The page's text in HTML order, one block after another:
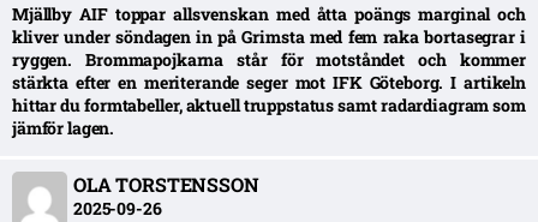
Mjällby AIF toppar allsvenskan med åtta poängs marginal och
kliver under söndagen in på Grimsta med fem raka bortasegrar i
ryggen. Brommapojkarna står för motståndet och kommer
stärkta efter en meriterande seger mot IFK Göteborg. I artikeln
hittar du formtabeller, aktuell truppstatus samt radardiagram som
jämför lagen.
OLA TORSTENSSON
2025-09-26